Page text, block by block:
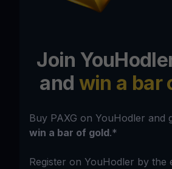
Join
and win a bar
Buy PAXG on YouHodler and
win a bar of gold.*
Register on YouHodler by the